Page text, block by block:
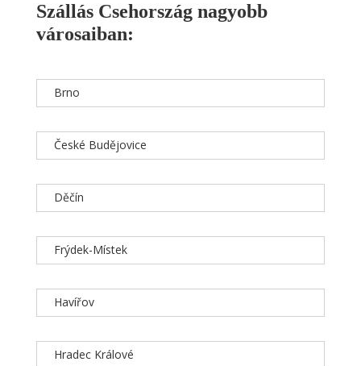
Szállás Csehország nagyobb
városaiban:
Brno
České Budějovice
Děčín
Frýdek-Místek
Havířov
Hradec Králové